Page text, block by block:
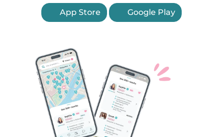
App Store Google Play